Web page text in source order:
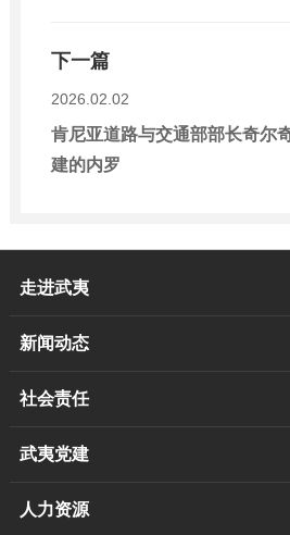
下一篇
2026.02.02
肯尼亚道路与交通部部长奇尔
建的内罗
走进武夷
新闻动态
社会责任
武夷党建
人力资源